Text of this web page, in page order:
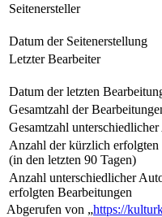
Seitenersteller
Datum der Seitenerstellung
Letzter Bearbeiter
Datum der letzten
Gesamtzahl der
Gesamtzahl
Anzahl der kürzlich erfolgten
(in den letzten 90 Tagen)
Anzahl unterschiedlicher
erfolgten Bearbeitungen
Abgerufen von „https://